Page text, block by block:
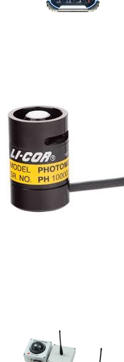
LI-COR
LI-210R-BNC-2
SS1-STD3